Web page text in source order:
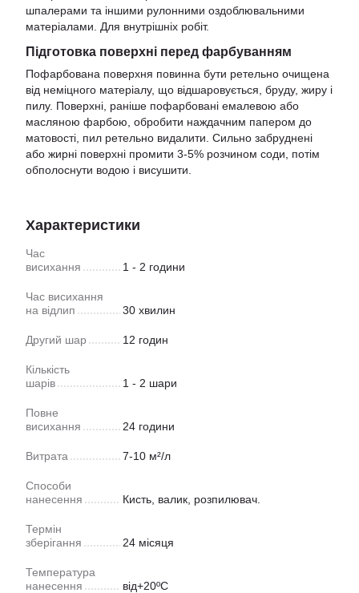
шпалерами та іншими рулонними оздоблювальними
матеріалами. Для внутрішніх робіт.
Підготовка поверхні перед фарбуванням
Пофарбована поверхня повинна бути ретельно очищена
від неміцного матеріалу, що відшаровується, бруду, жиру і
пилу. Поверхні, раніше пофарбовані емалевою або
масляною фарбою, обробити наждачним папером до
матовості, пил ретельно видалити. Сильно забруднені
або жирні поверхні промити 3-5% розчином соди, потім
обполоснути водою і висушити.
Характеристики
Час
висихання
1 - 2 години
Час висихання
на відлип
30 хвилин
Другий шар 12 годин
Кількість
шарів
1 - 2 шари
Повне
висихання
24 години
Витрата 7-10 м²/л
Способи
нанесення
Кисть, валик, розпилювач.
Термін
зберігання
24 місяця
Температура
нанесення
від+20ºС